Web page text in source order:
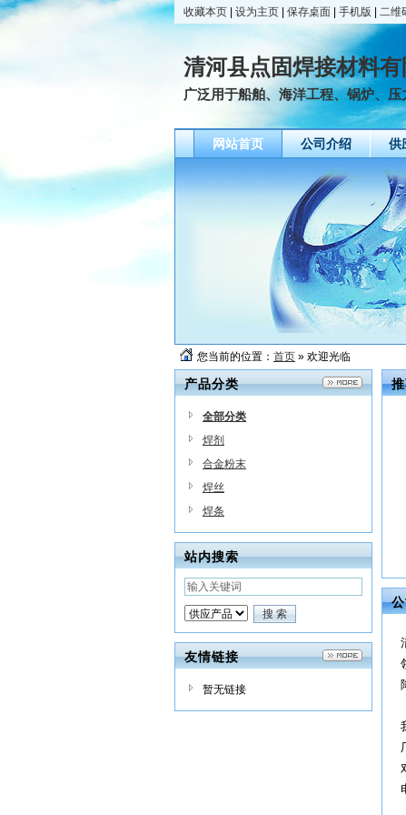
收藏本页 设为主页 保存桌面 手机版 二维
清河县点固焊接材料有
广泛用于船舶、海洋工程、锅炉、
网站首页 公司介绍 供
您当前的位置： 首页 » 欢迎光临
产品分类
全部分类
焊剂
合金粉末
焊丝
焊条
站内搜索
友情链接
暂无链接